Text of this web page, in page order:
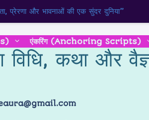
प्रेरणा और भावनाओं की एक सुंदर दुनिया”
एंकरिंग (Anchoring Scripts)
विधि, कथा और